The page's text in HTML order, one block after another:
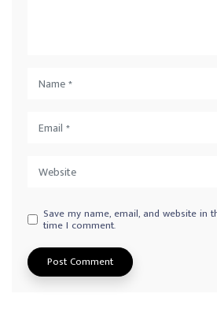
Save my name, email, and website in
time I comment.